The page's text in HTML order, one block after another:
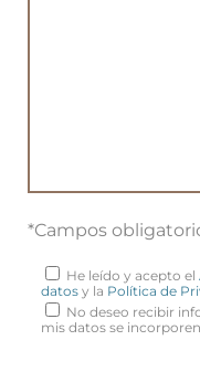
*Campos
He leído y acepto el
datos y la Política de
No deseo recibir
mis datos se